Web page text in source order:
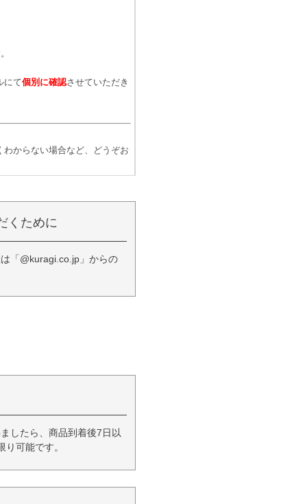
にて個別に確認させていただき
からない場合など、どうぞお
くために
「@kuragi.co.jp」からの
したら、商品到着後7日以
可能です。